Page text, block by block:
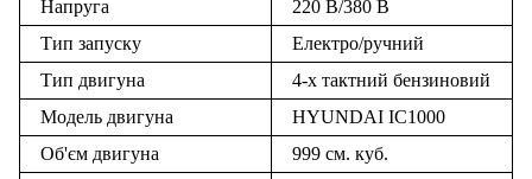
Напруга
220 В/380 В
Тип запуску
Електро/ручний
Тип двигуна
4-х тактний бензиновий
Модель двигуна
HYUNDAI IC1000
Об'єм двигуна
999 см. куб.